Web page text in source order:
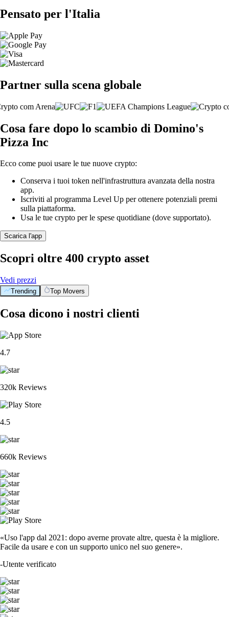
Pensato per l'Italia
Partner sulla scena globale
Cosa fare dopo lo scambio di Domino's
Pizza Inc
Ecco come puoi usare le tue nuove crypto:
Conserva i tuoi token nell'infrastruttura avanzata della nostra
app.
Iscriviti al programma Level Up per ottenere potenziali premi
sulla piattaforma.
Usa le tue crypto per le spese quotidiane (dove supportato).
Scarica l'app
Scopri oltre 400 crypto asset
Vedi prezzi
Trending Top Movers
Cosa dicono i nostri clienti
4.7
320k Reviews
4.5
660k Reviews
«Uso l'app dal 2021: dopo averne provate altre, questa è la migliore.
Facile da usare e con un supporto unico nel suo genere».
-Utente verificato